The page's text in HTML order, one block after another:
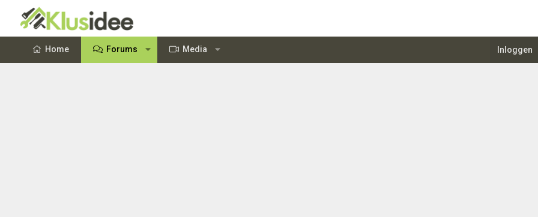
Home Forums Media Inloggen